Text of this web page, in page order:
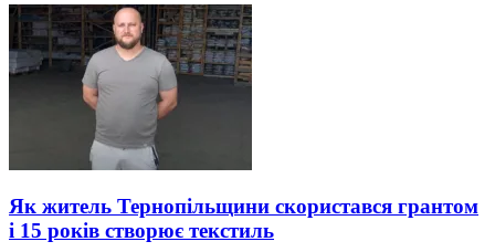
Як житель Тернопільщини скористався грантом
і 15 років створює текстиль